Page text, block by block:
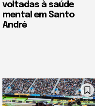
voltadas à saúde
mental em Santo
André